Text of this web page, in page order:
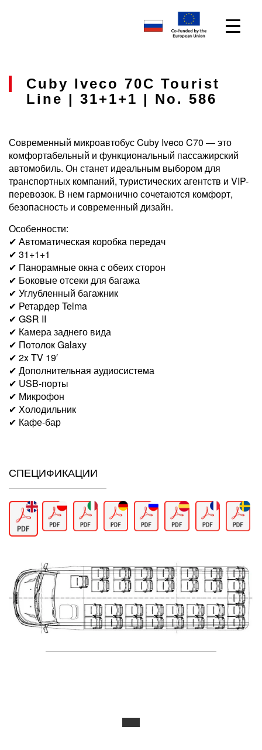
Cuby Iveco 70C Tourist
Line | 31+1+1 | No. 586
Современный микроавтобус Cuby Iveco C70 — это
комфортабельный и функциональный пассажирский
автомобиль. Он станет идеальным выбором для
транспортных компаний, туристических агентств и VIP-
перевозок. В нем гармонично сочетаются комфорт,
безопасность и современный дизайн.
Особенности:
✔ Автоматическая коробка передач
✔ 31+1+1
✔ Панорамные окна с обеих сторон
✔ Боковые отсеки для багажа
✔ Углубленный багажник
✔ Ретардер Telma
✔ GSR II
✔ Камера заднего вида
✔ Потолок Galaxy
✔ 2x TV 19′
✔ Дополнительная аудиосистема
✔ USB-порты
✔ Микрофон
✔ Холодильник
✔ Кафе-бар
СПЕЦИФИКАЦИИ